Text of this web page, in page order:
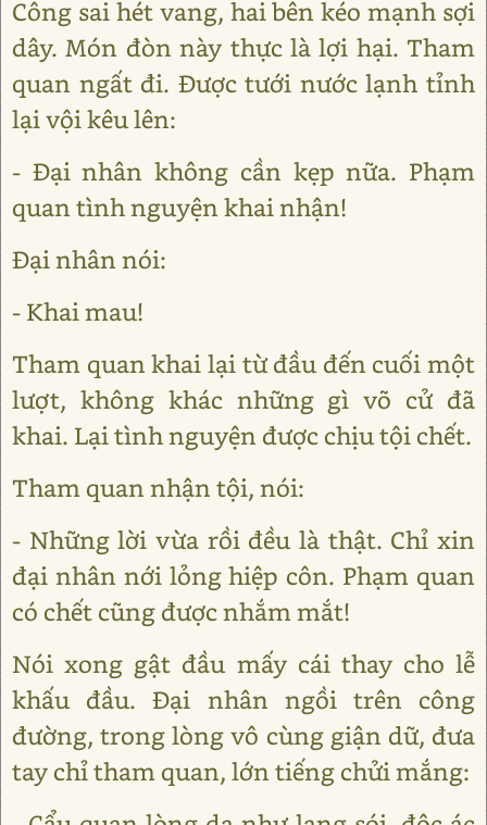
Công sai hét vang, hai bên kéo mạnh sợi
dây. Món đòn này thực là lợi hại. Tham
quan ngất đi. Được tưới nước lạnh tỉnh
lại vội kêu lên:
- Đại nhân không cần kẹp nữa. Phạm
quan tình nguyện khai nhận!
Đại nhân nói:
- Khai mau!
Tham quan khai lại từ đầu đến cuối một
lượt, không khác những gì võ cử đã
khai. Lại tình nguyện được chịu tội chết.
Tham quan nhận tội, nói:
- Những lời vừa rồi đều là thật. Chỉ xin
đại nhân nới lỏng hiệp côn. Phạm quan
có chết cũng được nhắm mắt!
Nói xong gật đầu mấy cái thay cho lễ
khấu đầu. Đại nhân ngồi trên công
đường, trong lòng vô cùng giận dữ, đưa
tay chỉ tham quan, lớn tiếng chửi mắng: